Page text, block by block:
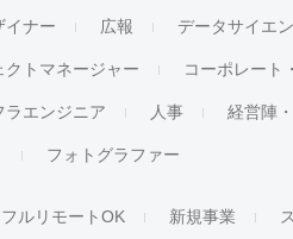
イナー 広報 データサイエ
クトマネージャー コーポレート
ラエンジニア 人事 経営陣
フォトグラファー
フルリモートOK 新規事業